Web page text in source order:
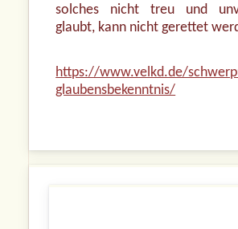
solches nicht treu und
glaubt, kann nicht gerettet
https://www.velkd.de/
glaubensbekenntnis/